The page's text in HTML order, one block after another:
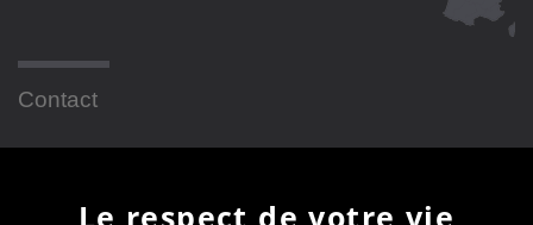
Contact
Newsletter
Le respect de votre vie